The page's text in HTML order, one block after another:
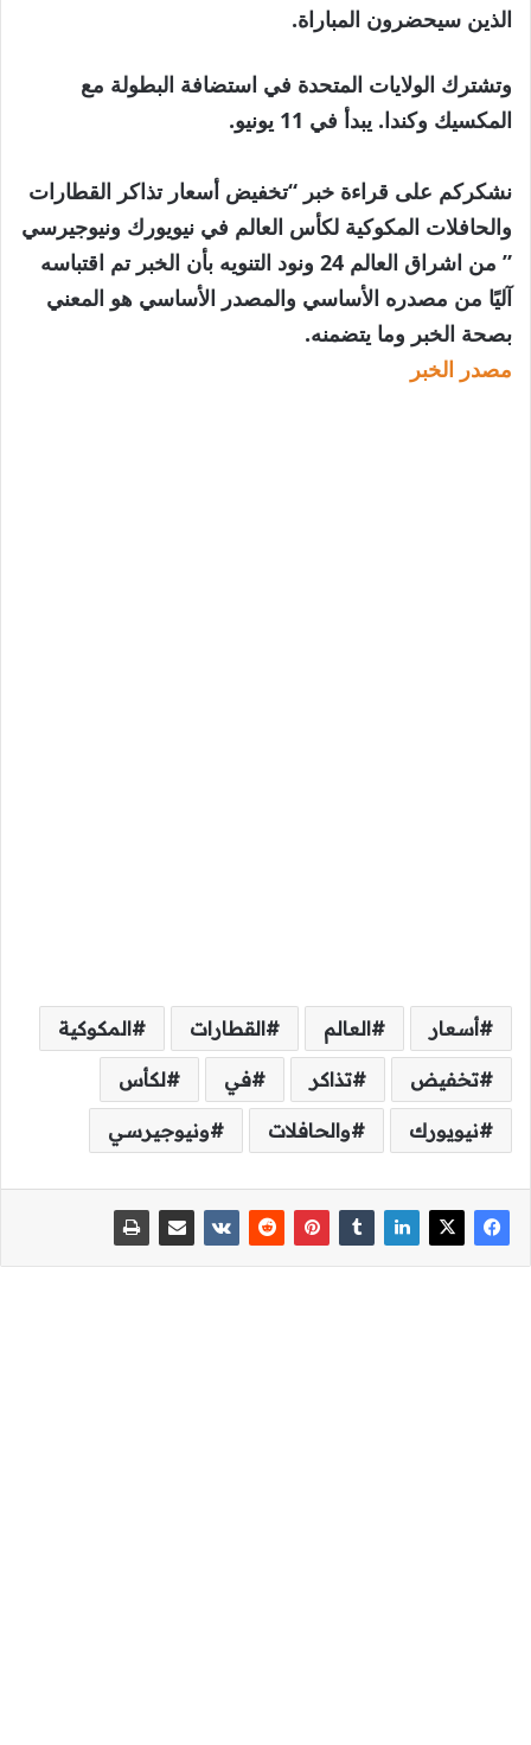
الذين سيحضرون المباراة.
وتشترك الولايات المتحدة في استضافة البطولة مع
المكسيك وكندا. يبدأ في 11 يونيو.
نشكركم على قراءة خبر “تخفيض أسعار تذاكر القطارات
والحافلات المكوكية لكأس العالم في نيويورك ونيوجيرسي
” من اشراق العالم 24 ونود التنويه بأن الخبر تم اقتباسه
آليًا من مصدره الأساسي والمصدر الأساسي هو المعني
بصحة الخبر وما يتضمنه.
مصدر الخبر
أسعار العالم القطارات المكوكية
تخفيض تذاكر في لكأس
نيويورك والحافلات ونيوجيرسي